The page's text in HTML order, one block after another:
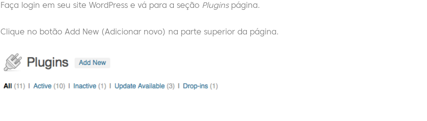
Faça login em seu site WordPress e vá para a seção Pluginspágina.
Clique no botão Add New (Adicionar novo) na parte superior da página.